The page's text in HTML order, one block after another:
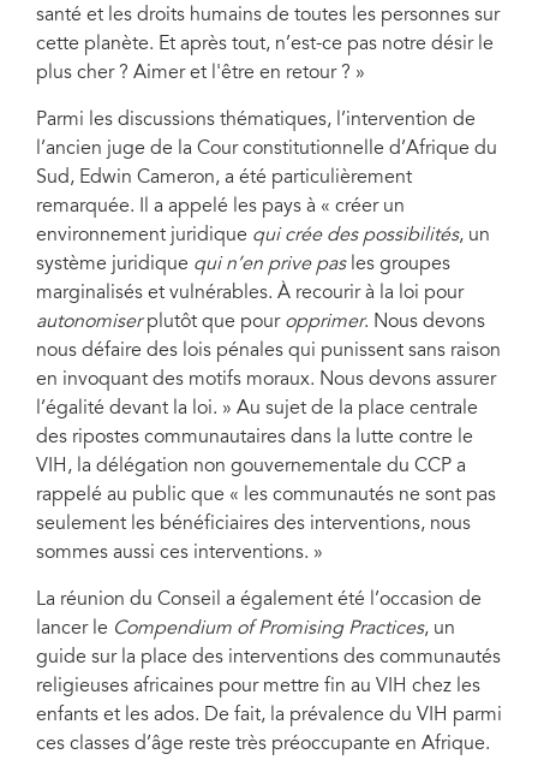
santé et les droits humains de toutes les personnes sur
cette planète. Et après tout, n’est-ce pas notre désir le
plus cher ? Aimer et l'être en retour ? »
Parmi les discussions thématiques, l’intervention de
l’ancien juge de la Cour constitutionnelle d’Afrique du
Sud, Edwin Cameron, a été particulièrement
remarquée. Il a appelé les pays à « créer un
environnement juridique qui crée des possibilités, un
système juridique qui n’en prive pasles groupes
marginalisés et vulnérables. À recourir à la loi pour
autonomiserplutôt que pour opprimer. Nous devons
nous défaire des lois pénales qui punissent sans raison
en invoquant des motifs moraux. Nous devons assurer
l’égalité devant la loi. » Au sujet de la place centrale
des ripostes communautaires dans la lutte contre le
VIH, la délégation non gouvernementale du CCP a
rappelé au public que « les communautés ne sont pas
seulement les bénéficiaires des interventions, nous
sommes aussi ces interventions. »
La réunion du Conseil a également été l’occasion de
lancer le Compendium of Promising Practices, un
guide sur la place des interventions des communautés
religieuses africaines pour mettre fin au VIH chez les
enfants et les ados. De fait, la prévalence du VIH parmi
ces classes d’âge reste très préoccupante en Afrique.